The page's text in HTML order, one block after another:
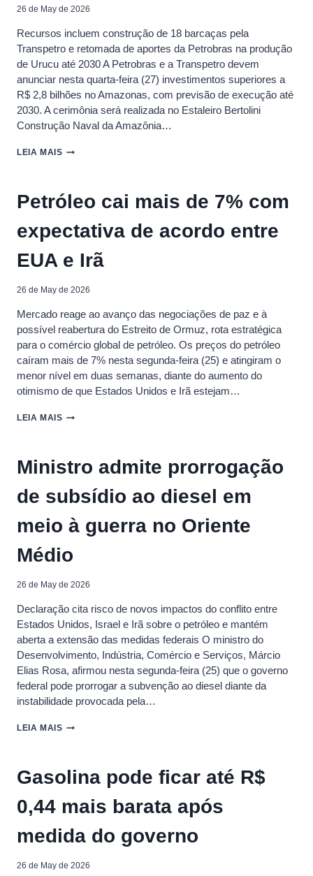
26 de May de 2026
Recursos incluem construção de 18 barcaças pela
Transpetro e retomada de aportes da Petrobras na produção
de Urucu até 2030 A Petrobras e a Transpetro devem
anunciar nesta quarta-feira (27) investimentos superiores a
R$ 2,8 bilhões no Amazonas, com previsão de execução até
2030. A cerimônia será realizada no Estaleiro Bertolini
Construção Naval da Amazônia…
LEIA MAIS PETROBRAS
R$
BILHÕES
EM
INVESTIMENTOS
NO
Petróleo cai mais de 7% com
expectativa de acordo entre
EUA e Irã
26 de May de 2026
Mercado reage ao avanço das negociações de paz e à
possível reabertura do Estreito de Ormuz, rota estratégica
para o comércio global de petróleo. Os preços do petróleo
caíram mais de 7% nesta segunda-feira (25) e atingiram o
menor nível em duas semanas, diante do aumento do
otimismo de que Estados Unidos e Irã estejam…
LEIA MAIS PETRÓLEO
7%
EXPECTATIVA
DE
ACORDO
ENTRE
E
Ministro admite prorrogação
de subsídio ao diesel em
meio à guerra no Oriente
Médio
26 de May de 2026
Declaração cita risco de novos impactos do conflito entre
Estados Unidos, Israel e Irã sobre o petróleo e mantém
aberta a extensão das medidas federais O ministro do
Desenvolvimento, Indústria, Comércio e Serviços, Márcio
Elias Rosa, afirmou nesta segunda-feira (25) que o governo
federal pode prorrogar a subvenção ao diesel diante da
instabilidade provocada pela…
LEIA MAIS MINISTRO
SUBSÍDIO
DIESEL
EM
MEIO
À
NO
Gasolina pode ficar até R$
0,44 mais barata após
medida do governo
26 de May de 2026